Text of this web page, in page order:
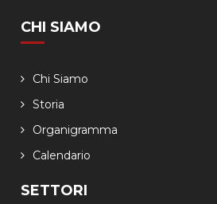
CHI SIAMO
Chi Siamo
Storia
Organigramma
Calendario
SETTORI